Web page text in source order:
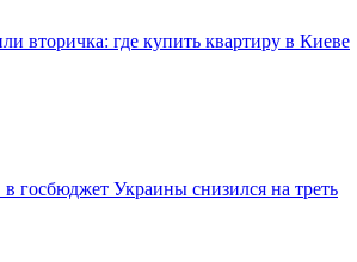
вторичка: где купить квартиру в Киеве
госбюджет Украины снизился на треть